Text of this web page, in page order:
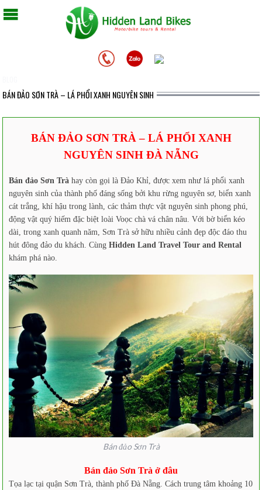
BÁN ĐẢO SƠN TRÀ – LÁ PHỔI XANH NGUYÊN SINH
BÁN ĐẢO SƠN TRÀ – LÁ PHỔI XANH
NGUYÊN SINH ĐÀ NẴNG
Bán đảo Sơn Trà hay còn gọi là Đảo Khỉ, được xem như lá phổi xanh
nguyên sinh của thành phố đáng sống bởi khu rừng nguyên sơ, biển xanh
cát trắng, khí hậu trong lành, các thảm thực vật nguyên sinh phong phú,
động vật quý hiếm đặc biệt loài Voọc chà vá chân nâu. Với bờ biển kéo
dài, trong xanh quanh năm, Sơn Trà sở hữu nhiều cảnh đẹp độc đáo thu
hút đông đảo du khách. CùngHidden Land Travel Tour and Rental
khám phá nào.
Bán đảo Sơn Trà
Bán đảo Sơn Trà ở đâu
Tọa lạc tại quận Sơn Trà, thành phố Đà Nẵng. Cách trung tâm khoảng 10